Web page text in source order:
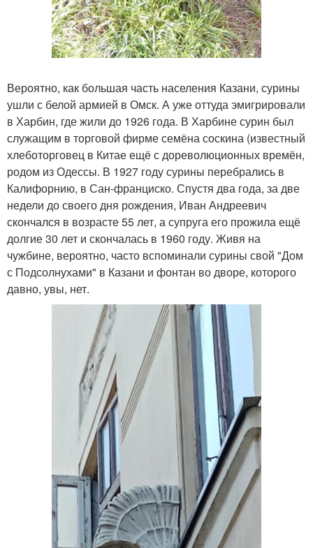
Вероятно, как большая часть населения Казани, сурины
ушли с белой армией в Омск. А уже оттуда эмигрировали
в Харбин, где жили до 1926 года. В Харбине сурин был
служащим в торговой фирме семёна соскина (известный
хлеботорговец в Китае ещё с дореволюционных времён,
родом из Одессы. В 1927 году сурины перебрались в
Калифорнию, в Сан-франциско. Спустя два года, за две
недели до своего дня рождения, Иван Андреевич
скончался в возрасте 55 лет, а супруга его прожила ещё
долгие 30 лет и скончалась в 1960 году. Живя на
чужбине, вероятно, часто вспоминали сурины свой "Дом
с Подсолнухами" в Казани и фонтан во дворе, которого
давно, увы, нет.